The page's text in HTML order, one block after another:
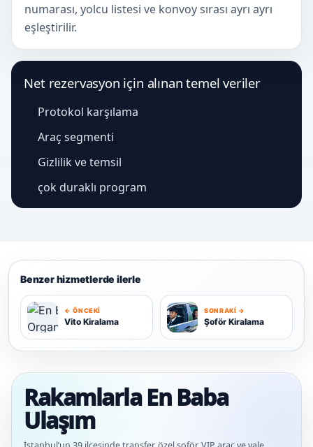
numarası, yolcu listesi ve konvoy sırası ayrı ayrı
eşleştirilir.
Net rezervasyon için alınan temel veriler
Protokol karşılama
Araç segmenti
Gizlilik ve temsil
çok duraklı program
Benzer hizmetlerde ilerle
V
← ÖNCEKI
Vito Kiralama Ş SONRAKI →
Şoför Kiralama
Rakamlarla En Baba
Ulaşım